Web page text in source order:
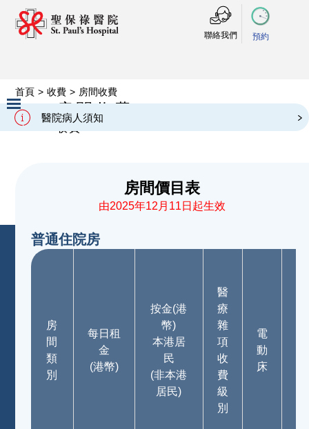
聯絡我們 預約
醫院病人須知
Slide 2 of 3.
首頁 > 收費 > 房間收費
房間收費
房間價目表
由2025年12月11日起生效
普通住院房
房
間
類
別
每日租
金
(港幣)
按金(港
幣)
本港居
民
(非本港
居民)
醫
療
雜
項
收
費
級
別
電
動
床